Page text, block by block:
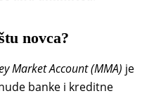
novca?
Market Account (MMA) je
banke i kreditne